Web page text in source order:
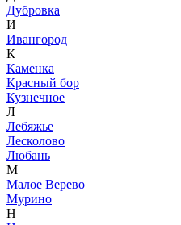
Дубровка
И
Ивангород
К
Каменка
Красный бор
Кузнечное
Л
Лебяжье
Лесколово
Любань
М
Малое Верево
Мурино
Н